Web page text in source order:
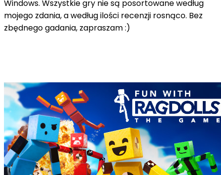
Windows. Wszystkie gry nie są posortowane według
mojego zdania, a według ilości recenzji rosnąco. Bez
zbędnego gadania, zapraszam :)